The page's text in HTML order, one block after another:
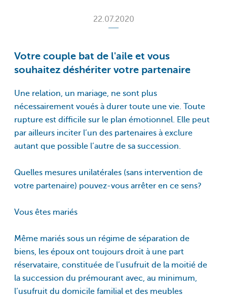
22.07.2020
Votre couple bat de l'aile et vous
souhaitez déshériter votre partenaire
Une relation, un mariage, ne sont plus
nécessairement voués à durer toute une vie. Toute
rupture est difficile sur le plan émotionnel. Elle peut
par ailleurs inciter l’un des partenaires à exclure
autant que possible l’autre de sa succession.
Quelles mesures unilatérales (sans intervention de
votre partenaire) pouvez-vous arrêter en ce sens?
Vous êtes mariés
Même mariés sous un régime de séparation de
biens, les époux ont toujours droit à une part
réservataire, constituée de l’usufruit de la moitié de
la succession du prémourant avec, au minimum,
l’usufruit du domicile familial et des meubles